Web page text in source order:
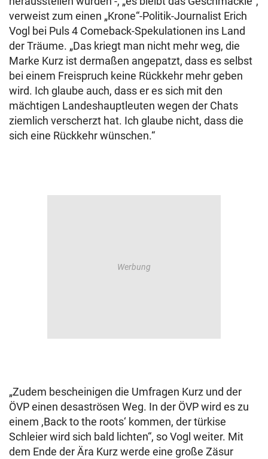
verweist zum einen „Krone“-Politik-Journalist Erich
Vogl bei Puls 4 Comeback-Spekulationen ins Land
der Träume. „Das kriegt man nicht mehr weg, die
Marke Kurz ist dermaßen angepatzt, dass es selbst
bei einem Freispruch keine Rückkehr mehr geben
wird. Ich glaube auch, dass er es sich mit den
mächtigen Landeshauptleuten wegen der Chats
ziemlich verscherzt hat. Ich glaube nicht, dass die
sich eine Rückkehr wünschen.“
„Zudem bescheinigen die Umfragen Kurz und der
ÖVP einen desaströsen Weg. In der ÖVP wird es zu
einem ,Back to the roots‘ kommen, der türkise
Schleier wird sich bald lichten“, so Vogl weiter. Mit
dem Ende der Ära Kurz werde eine große Zäsur